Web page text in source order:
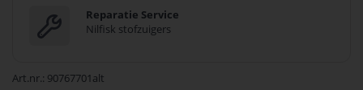
Reparatie Service
Nilfisk stofzuigers
Art.nr. 90767701alt